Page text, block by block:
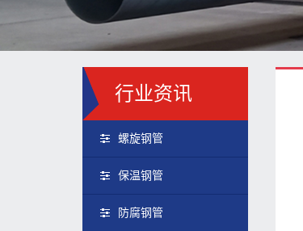
行业资讯
螺旋钢管
保温钢管
防腐钢管